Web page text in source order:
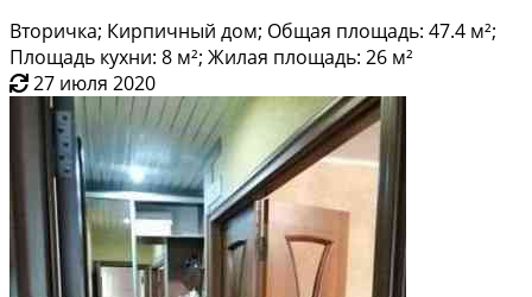
Вторичка; Кирпичный дом; Общая площадь: 47.4 м²;
Площадь кухни: 8 м²; Жилая площадь: 26 м²
27 июля 2020